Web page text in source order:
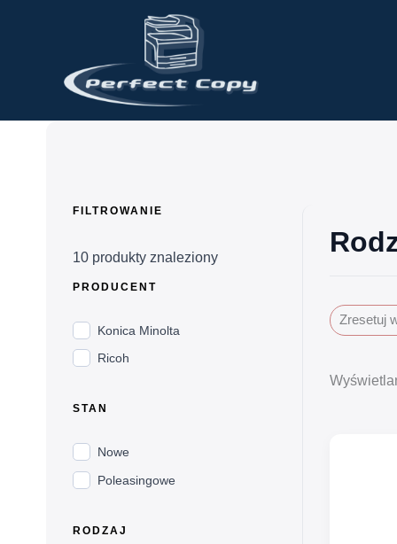
FILTROWANIE
10 produkty znaleziony
PRODUCENT
Konica Minolta
Ricoh
STAN
Nowe
Poleasingowe
RODZAJ
Zresetuj